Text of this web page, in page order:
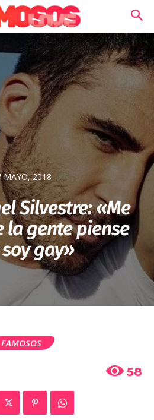
MAYO, 2018
Silvestre: «Me
la gente piense
gay»
FAMOSOS
58